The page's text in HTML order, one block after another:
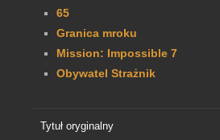
65
Granica mroku
Mission: Impossible 7
Obywatel Strażnik
Tytuł oryginalny